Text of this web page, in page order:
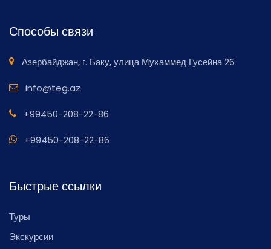
Способы связи
Азербайджан, г. Баку, улица Мухаммед Гусейна 26
info@teg.az
+99450-208-22-86
+99450-208-22-86
Быстрые ссылки
Туры
Экскурсии